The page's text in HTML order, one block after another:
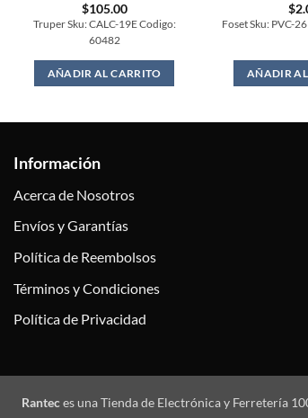
$105.00
Truper Sku: CALC-19E Codigo:
60482
AÑADIR AL CARRITO
$
Foset Sku: PVC-
AÑADIR
Información
Acerca de Nosotros
Envíos y Garantías
Política de Reembolsos
Términos y Condiciones
Política de Privacidad
Ranteces una Tienda de Electrónica y Ferretería